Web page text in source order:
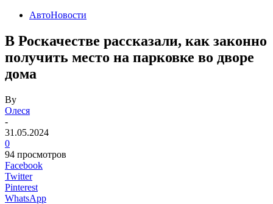
АвтоНовости
В Роскачестве рассказали, как законно
получить место на парковке во дворе
дома
By
Олеся
-
31.05.2024
0
94 просмотров
Facebook
Twitter
Pinterest
WhatsApp